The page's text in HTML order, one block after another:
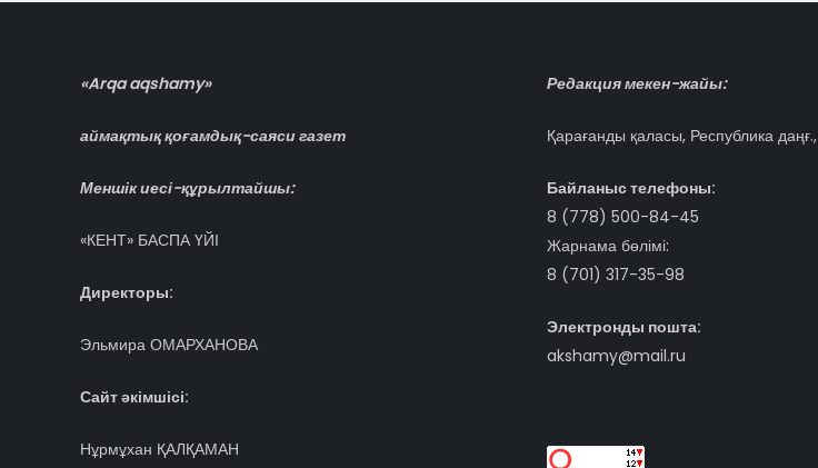
«Arqa aqshamy»
аймақтық қоғамдық-саяси газет
Меншік иесі-құрылтайшы:
«КЕНТ» БАСПА ҮЙІ
Директоры:
Эльмира ОМАРХАНОВА
Сайт әкімшісі:
Нұрмұхан ҚАЛҚАМАН
Редакция мекен-жайы:
Қарағанды қаласы, Республика
Байланыс телефоны:
8 (778) 500-84-45
Жарнама бөлімі:
8 (701) 317-35-98
Электронды пошта:
akshamy@mail.ru